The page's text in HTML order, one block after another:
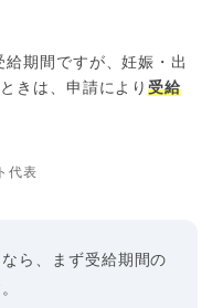
期間ですが、妊娠・出
きは、申請により受給
代表
ら、まず受給期間の